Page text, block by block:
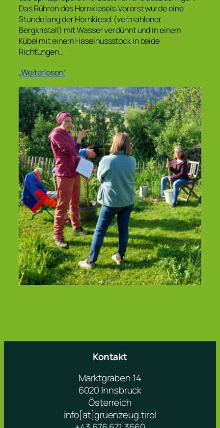
Das Rühren des Hornkiesels:Vorerst wurde eine
Stunde lang der Hornkiesel (vermahlener
Bergkristall) mit Wasser verdünnt und in einem
Kübel mit einem Haselnussstock in beide
Richtungen…
„Weiterlesen“
Kontakt
Marktgraben 14
6020 Innsbruck
Österreich
info[at]gruenzeug.tirol